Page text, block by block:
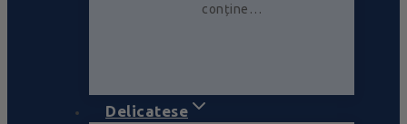
conține…
Delicatese